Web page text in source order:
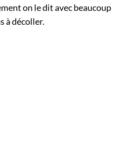
on le dit avec beaucoup
à décoller.